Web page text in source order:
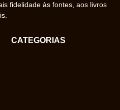
fidelidade às fontes, aos livros
CATEGORIAS